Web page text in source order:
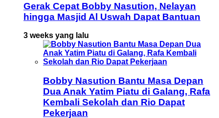
Gerak Cepat Bobby Nasution, Nelayan
hingga Masjid Al Uswah Dapat Bantuan
3 weeks yang lalu
Bobby Nasution Bantu Masa Depan
Dua Anak Yatim Piatu di Galang, Rafa
Kembali Sekolah dan Rio Dapat
Pekerjaan